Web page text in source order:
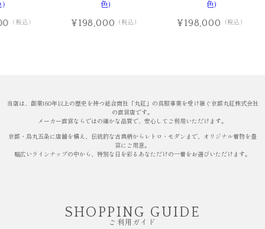
)
（税込）
色)
¥198,000 （税込）
色)
¥198,000 （税込）
当店は、創業160年以上の歴史を持つ総合商社「丸紅」の呉服事業を受け継ぐ京都丸紅株式会社
の直営店です。
メーカー直営ならではの確かな品質で、安心してご利用いただけます。
京都・烏丸五条に店舗を構え、伝統的な古典柄からレトロ・モダンまで、オリジナル着物を豊
富にご用意。
幅広いラインナップの中から、特別な日を彩るあなただけの一着をお選びいただけます。
SHOPPING GUIDE
ご利用ガイド